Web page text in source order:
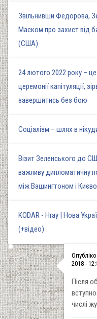
Звільнивши Федорова,
Маском про захист від
(США)
24 лютого 2022 року –
церемонії капітуляції,
завершитись без бою
Соціалізм – шлях в
Візит Зеленського до
важливу дипломатичну
між Вашингтоном і
KODAR - Hray | Нова
(+відео)
2018 -
Після
числі